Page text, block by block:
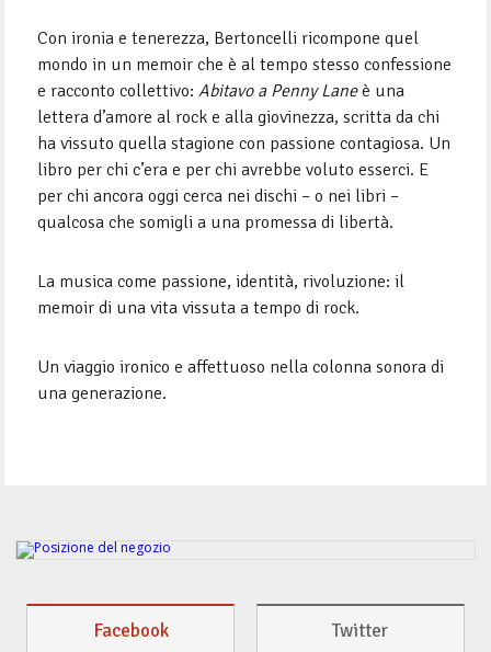
Con ironia e tenerezza, Bertoncelli ricompone quel
mondo in un memoir che è al tempo stesso confessione
e racconto collettivo:Abitavo a Penny Laneè una
lettera d’amore al rock e alla giovinezza, scritta da chi
ha vissuto quella stagione con passione contagiosa. Un
libro per chi c’era e per chi avrebbe voluto esserci. E
per chi ancora oggi cerca nei dischi – o nei libri –
qualcosa che somigli a una promessa di libertà.
La musica come passione, identità, rivoluzione: il
memoir di una vita vissuta a tempo di rock.
Un viaggio ironico e affettuoso nella colonna sonora di
una generazione.
Facebook Twitter